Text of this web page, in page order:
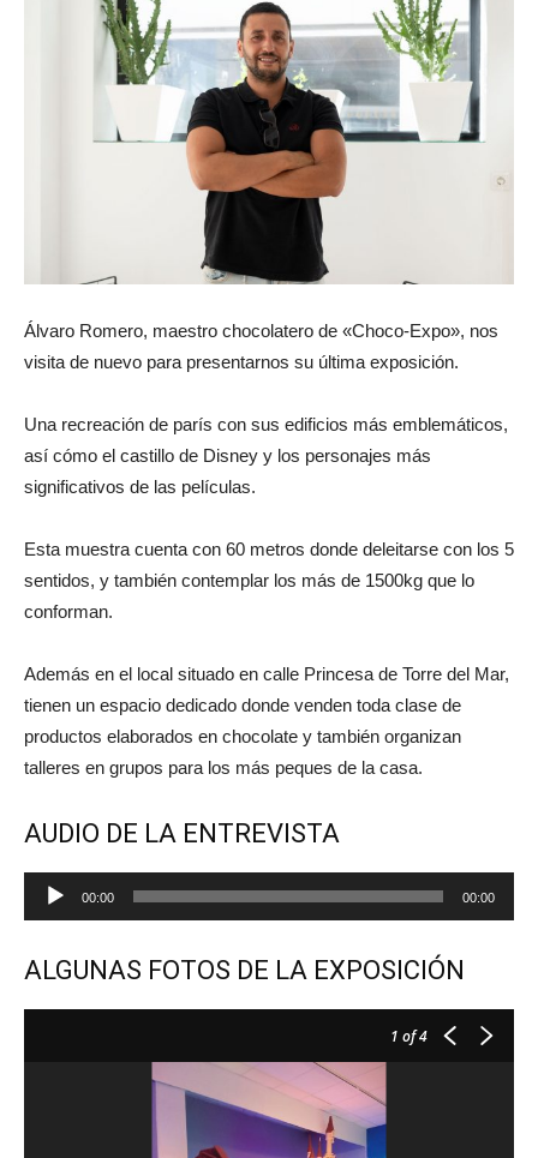
Álvaro Romero, maestro chocolatero de «Choco-Expo», nos
visita de nuevo para presentarnos su última exposición.
Una recreación de parís con sus edificios más emblemáticos,
así cómo el castillo de Disney y los personajes más
significativos de las películas.
Esta muestra cuenta con 60 metros donde deleitarse con los 5
sentidos, y también contemplar los más de 1500kg que lo
conforman.
Además en el local situado en calle Princesa de Torre del Mar,
tienen un espacio dedicado donde venden toda clase de
productos elaborados en chocolate y también organizan
talleres en grupos para los más peques de la casa.
AUDIO DE LA ENTREVISTA
Reproductor
de
00:00 00:00
ALGUNAS FOTOS DE LA EXPOSICIÓN
1 of 4